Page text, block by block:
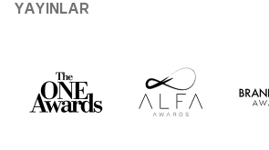
YAYINLAR